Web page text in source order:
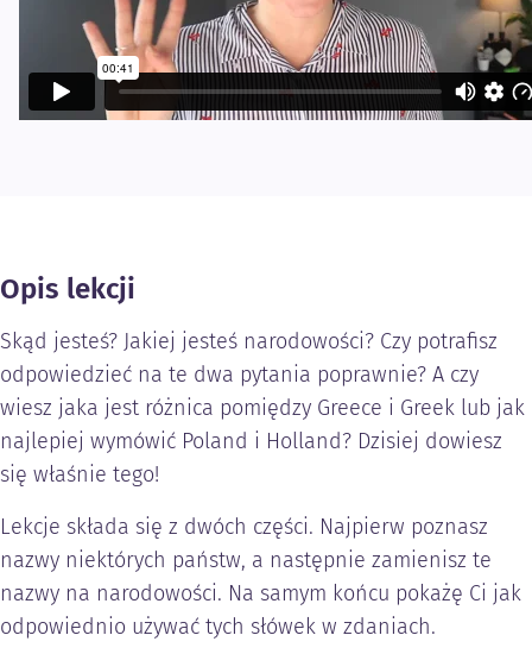
Opis lekcji
Skąd jesteś? Jakiej jesteś narodowości? Czy potrafisz
odpowiedzieć na te dwa pytania poprawnie? A czy
wiesz jaka jest różnica pomiędzy Greece i Greek lub jak
najlepiej wymówić Poland i Holland? Dzisiej dowiesz
się właśnie tego!
Lekcje składa się z dwóch części. Najpierw poznasz
nazwy niektórych państw, a następnie zamienisz te
nazwy na narodowości. Na samym końcu pokażę Ci jak
odpowiednio używać tych słówek w zdaniach.